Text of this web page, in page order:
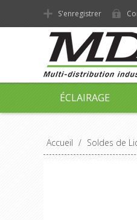
S'enregistrer
ÉCLAIRAGE
Accueil / Soldes de